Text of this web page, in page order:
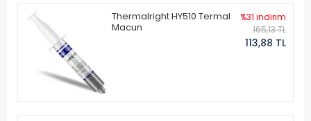
Thermalright HY510 Termal
Macun
%31 indirim
165,13 TL
113,88 TL